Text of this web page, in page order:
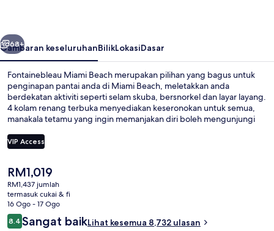
Seterusnya
68+
Gambaran keseluruhanBilikLokasiDasar
Fontainebleau Miami Beach merupakan pilihan yang bagus untuk
penginapan pantai anda di Miami Beach, meletakkan anda
berdekatan aktiviti seperti selam skuba, bersnorkel dan layar layang.
4 kolam renang terbuka menyediakan keseronokan untuk semua,
manakala tetamu yang ingin memanjakan diri boleh mengunjungi
hidroterapi. Pilihan tempat makan termasuk 9 restoran dan 2 bar
tepi kolam merupakan tempat yang bagus untuk menikmati
bar/ruang istirahat, kelab malam, dan pusat kecergasan.
Pengembara lain menyukai kolam renang dan kakitangan.
VIP Access
Harga
semasa
ialah
RM1,019
RM1,019
RM1,437 jumlah
termasuk cukai & fi
16 Ogo - 17 Ogo
Ulasan
8.48.4 daripada 10
Sangat baikLihat kesemua 8,732 ulasan